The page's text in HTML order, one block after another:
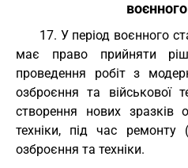
17. У період воєнного
має право прийняти
проведення робіт з
озброєння та військової
створення нових зразків
техніки, під час ремонту
озброєння та техніки.